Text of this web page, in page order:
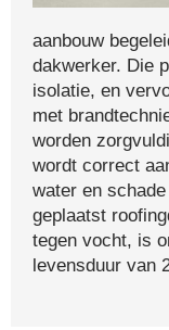
aanbouw
dakwerker. Die
isolatie, en
met
worden
wordt correct
water en
geplaatst
tegen vocht, is
levensduur van